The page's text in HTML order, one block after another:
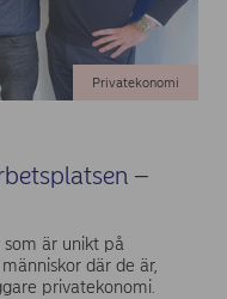
Privatekonomi
–
är unikt på
där de är,
privatekonomi.